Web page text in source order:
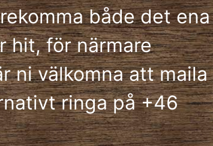
både det ena
hit, för närmare
ni välkomna att maila
ringa på +46